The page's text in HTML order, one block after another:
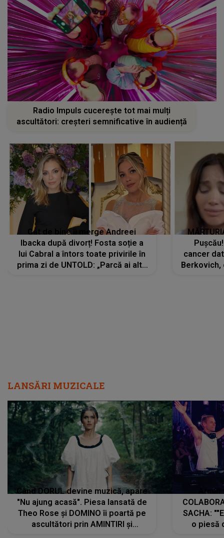
Radio Impuls cucerește tot mai mulți
ascultători: creșteri semnificative în audiență
Cât de bine îi merge Andreei
Ibacka după divorț! Fosta soție a
lui Cabral a întors toate privirile în
prima zi de UNTOLD: „Parcă ai altă
cancer
Berkovich,
LANSĂRI MUZICALE
Când DORUL devine muzică, apare
"Nu ajung acasă". Piesa lansată de
Theo Rose și DOMINO îi poartă pe
ascultători prin AMINTIRI și
SACHA:
o piesă